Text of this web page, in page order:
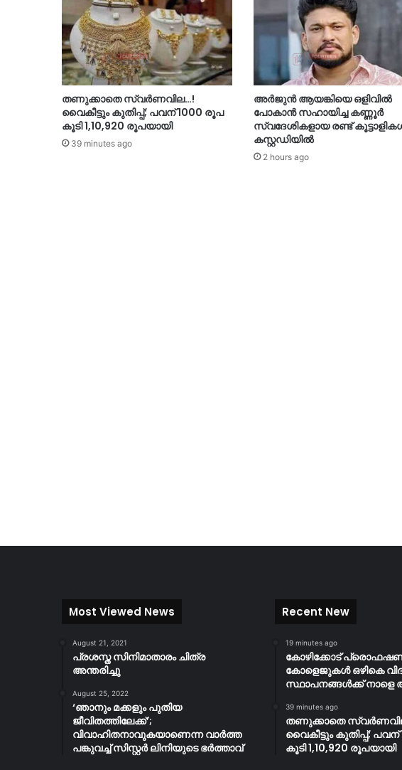
തണുക്കാതെ സ്വർണവില…!
വൈകീട്ടും കുതിപ്പ്; പവന് 1000 രൂപ
കൂടി 1,10,920 രൂപയായി
39 minutes ago
അർജുൻ ആയങ്കിയെ ഒളിവില്‍
പോകാൻ സഹായിച്ച കണ്ണൂർ
സ്വദേശികളായ രണ്ട്
കസ്റ്റഡിയിൽ
2 hours ago
Most Viewed News
August 21, 2021
പ്രശസ്ത സിനിമാതാരം ചിത്ര
അന്തരിച്ചു
August 25, 2022
‘ഞാനും മക്കളും പുതിയ
ജീവിതത്തിലേക്ക്’;
വിവാഹിതനാവുകയാണെന്ന വാർത്ത
പങ്കുവച്ച് സിസ്റ്റർ ലിനിയുടെ ഭർത്താവ്
Recent New
19 minutes ago
കോഴിക്കോട്
കോളെജുകൾ ഒഴികെ
സ്ഥാപനങ്ങൾക്ക് നാളെ
39 minutes ago
തണുക്കാതെ
വൈകീട്ടും കുതിപ്പ്;
കൂടി 1,10,920 രൂപയായി